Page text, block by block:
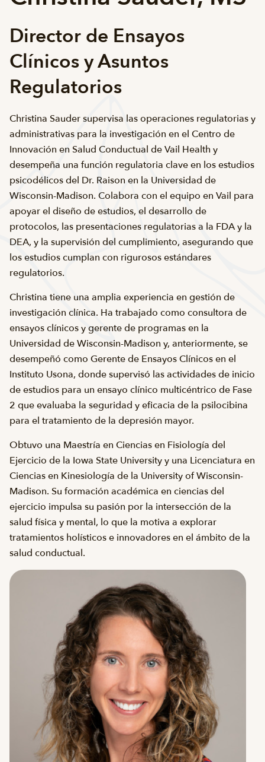
Director de Ensayos
Clínicos y Asuntos
Regulatorios
Christina Sauder supervisa las operaciones regulatorias y
administrativas para la investigación en el Centro de
Innovación en Salud Conductual de Vail Health y
desempeña una función regulatoria clave en los estudios
psicodélicos del Dr. Raison en la Universidad de
Wisconsin-Madison. Colabora con el equipo en Vail para
apoyar el diseño de estudios, el desarrollo de
protocolos, las presentaciones regulatorias a la FDA y la
DEA, y la supervisión del cumplimiento, asegurando que
los estudios cumplan con rigurosos estándares
regulatorios.
Christina tiene una amplia experiencia en gestión de
investigación clínica. Ha trabajado como consultora de
ensayos clínicos y gerente de programas en la
Universidad de Wisconsin-Madison y, anteriormente, se
desempeñó como Gerente de Ensayos Clínicos en el
Instituto Usona, donde supervisó las actividades de inicio
de estudios para un ensayo clínico multicéntrico de Fase
2 que evaluaba la seguridad y eficacia de la psilocibina
para el tratamiento de la depresión mayor.
Obtuvo una Maestría en Ciencias en Fisiología del
Ejercicio de la Iowa State University y una Licenciatura en
Ciencias en Kinesiología de la University of Wisconsin-
Madison. Su formación académica en ciencias del
ejercicio impulsa su pasión por la intersección de la
salud física y mental, lo que la motiva a explorar
tratamientos holísticos e innovadores en el ámbito de la
salud conductual.